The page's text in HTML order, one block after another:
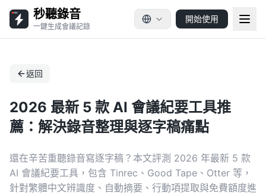
秒聽錄音
一鍵生成會議記錄
開始使用
返回
2026 最新 5 款 AI 會議紀要工具推
薦：解決錄音整理與逐字稿痛點
還在辛苦重聽錄音寫逐字稿？本文評測 2026 年最新 5 款
AI 會議紀要工具，包含 Tinrec、Good Tape、Otter 等，
針對繁體中文辨識度、自動摘要、行動項提取與免費額度進